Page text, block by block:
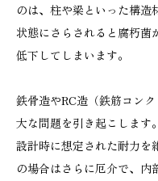
のは、柱や梁といった構造
状態にさらされると腐朽菌
低下してしまいます。
鉄骨造やRC造（鉄筋コン
大な問題を引き起こします
設計時に想定された耐力を
の場合はさらに厄介で、内